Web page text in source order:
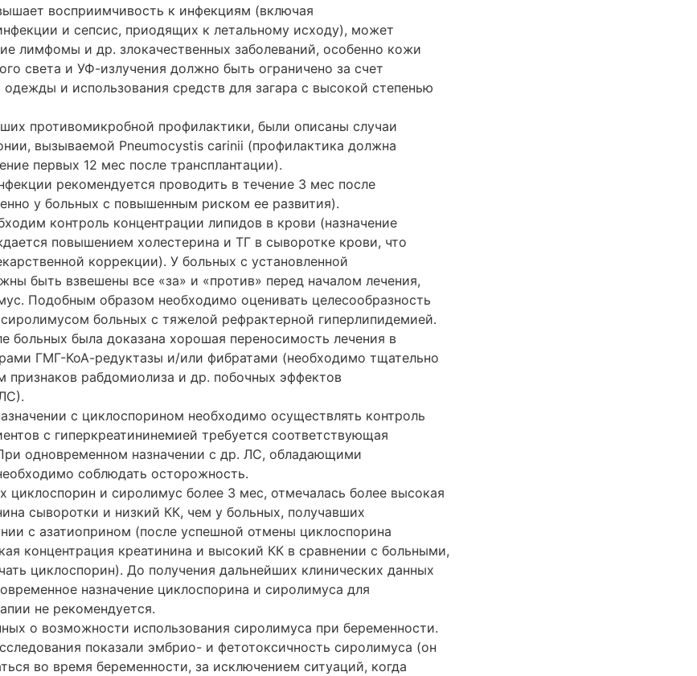
восприимчивость к инфекциям (включая
и сепсис, приодящих к летальному исходу), может
лимфомы и др. злокачественных заболеваний, особенно кожи
света и УФ-излучения должно быть ограничено за счет
и использования средств для загара с высокой степенью
противомикробной профилактики, были описаны случаи
вызываемой Pneumocystis carinii (профилактика должна
первых 12 мес после трансплантации).
рекомендуется проводить в течение 3 мес после
у больных с повышенным риском ее развития).
контроль концентрации липидов в крови (назначение
повышением холестерина и ТГ в сыворотке крови, что
коррекции). У больных с установленной
быть взвешены все «за» и «против» перед началом лечения,
Подобным образом необходимо оценивать целесообразность
больных с тяжелой рефрактерной гиперлипидемией.
больных была доказана хорошая переносимость лечения в
ГМГ-КоА-редуктазы и/или фибратами (необходимо тщательно
признаков рабдомиолиза и др. побочных эффектов
с циклоспорином необходимо осуществлять контроль
с гиперкреатининемией требуется соответствующая
одновременном назначении с др. ЛС, обладающими
соблюдать осторожность.
циклоспорин и сиролимус более 3 мес, отмечалась более высокая
сыворотки и низкий КК, чем у больных, получавших
с азатиоприном (после успешной отмены циклоспорина
концентрация креатинина и высокий КК в сравнении с больными,
циклоспорин). До получения дальнейших клинических данных
назначение циклоспорина и сиролимуса для
не рекомендуется.
о возможности использования сиролимуса при беременности.
показали эмбрио- и фетотоксичность сиролимуса (он
во время беременности, за исключением ситуаций, когда